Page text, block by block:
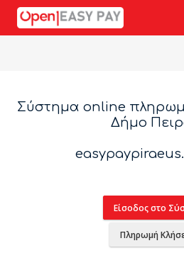
Σύστημα online
Δήμο
Είσοδος στο
Πληρωμή